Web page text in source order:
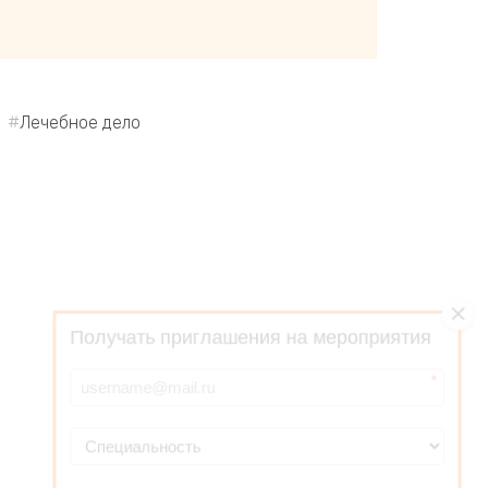
Лечебное дело
Получать приглашения на мероприятия
*